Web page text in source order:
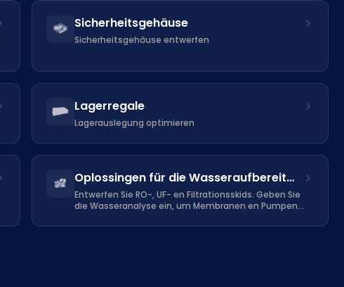
Sicherheitsgehäuse
Sicherheitsgehäuse entwerfen
Lagerregale
Lagerauslegung optimieren
Oplossingen für die Wasseraufbereitung
Entwerfen Sie RO-, UF- en Filtrationsskids. Geben Sie
die Wasseranalyse ein, um Membranen en Pumpen